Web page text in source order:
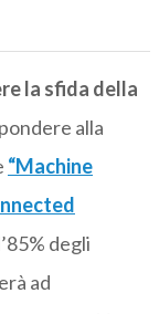
la sfida della
alla
“Machine
degli
ad